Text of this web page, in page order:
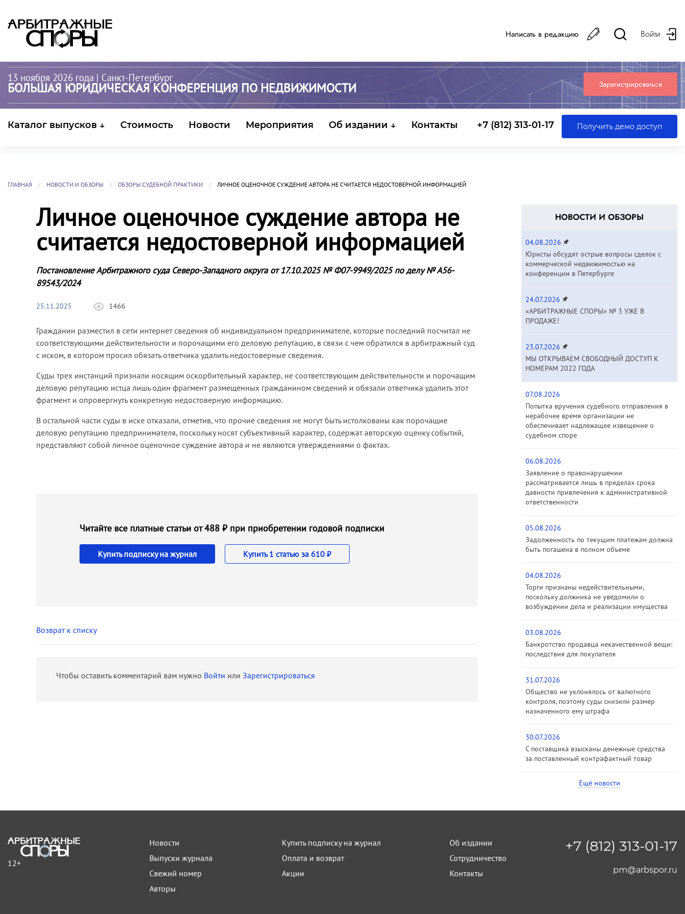
Написать в редакцию Войти
13 ноября 2026 года | Санкт-Петербург
БОЛЬШАЯ ЮРИДИЧЕСКАЯ КОНФЕРЕНЦИЯ ПО НЕДВИЖИМОСТИ Зарегистрироваться
Каталог выпусков ↓ Стоимость Новости Мероприятия Об издании ↓ Контакты +7 (812) 313-01-17 Получить демо доступ
ГЛАВНАЯ НОВОСТИ И ОБЗОРЫ ОБЗОРЫ СУДЕБНОЙ ПРАКТИКИ ЛИЧНОЕ ОЦЕНОЧНОЕ СУЖДЕНИЕ АВТОРА НЕ СЧИТАЕТСЯ НЕДОСТОВЕРНОЙ ИНФОРМАЦИЕЙ
Личное оценочное суждение автора не
считается недостоверной информацией
Постановление Арбитражного суда Северо-Западного округа от 17.10.2025 № Ф07-9949/2025 по делу № А56-
89543/2024
25.11.2025 1466
Гражданин разместил в сети интернет сведения об индивидуальном предпринимателе, которые последний посчитал не
соответствующими действительности и порочащими его деловую репутацию, в связи с чем обратился в арбитражный суд
с иском, в котором просил обязать ответчика удалить недостоверные сведения.
Суды трех инстанций признали носящим оскорбительный характер, не соответствующим действительности и порочащим
деловую репутацию истца лишь один фрагмент размещенных гражданином сведений и обязали ответчика удалить этот
фрагмент и опровергнуть конкретную недостоверную информацию.
В остальной части суды в иске отказали, отметив, что прочие сведения не могут быть истолкованы как порочащие
деловую репутацию предпринимателя, поскольку носят субъективный характер, содержат авторскую оценку событий,
представляют собой личное оценочное суждение автора и не являются утверждениями о фактах.
Читайте все платные статьи от 488 ₽ при приобретении годовой подписки
Купить подписку на журнал Купить 1 статью за 610 ₽
Возврат к списку
Чтобы оставить комментарий вам нужно Войти или Зарегистрироваться
НОВОСТИ И ОБЗОРЫ
04.08.2026
Юристы обсудят острые вопросы сделок с
коммерческой недвижимостью на
конференции в Петербурге
24.07.2026
«АРБИТРАЖНЫЕ СПОРЫ» № 3 УЖЕ В
ПРОДАЖЕ!
23.07.2026
МЫ ОТКРЫВАЕМ СВОБОДНЫЙ ДОСТУП К
НОМЕРАМ 2022 ГОДА
07.08.2026
Попытка вручения судебного отправления в
нерабочее время организации не
обеспечивает надлежащее извещение о
судебном споре
06.08.2026
Заявление о правонарушении
рассматривается лишь в пределах срока
давности привлечения к административной
ответственности
05.08.2026
Задолженность по текущим платежам должна
быть погашена в полном объеме
04.08.2026
Торги признаны недействительными,
поскольку должника не уведомили о
возбуждении дела и реализации имущества
03.08.2026
Банкротство продавца некачественной вещи:
последствия для покупателя
31.07.2026
Общество не уклонялось от валютного
контроля, поэтому суды снизили размер
назначенного ему штрафа
30.07.2026
С поставщика взысканы денежные средства
за поставленный контрафактный товар
Ещё новости
12+
Новости
Выпуски журнала
Свежий номер
Авторы
Купить подписку на журнал
Оплата и возврат
Акции
Об издании
Сотрудничество
Контакты
+7 (812) 313-01-17
pm@arbspor.ru